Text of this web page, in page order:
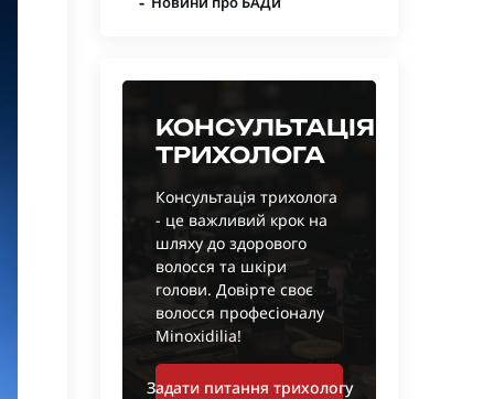
КОНСУЛЬТАЦІЯ
ТРИХОЛОГА
Консультація трихолога
- це важливий крок на
шляху до здорового
волосся та шкіри
голови. Довірте своє
волосся професіоналу
Minoxidilia!
Задати питання трихологу